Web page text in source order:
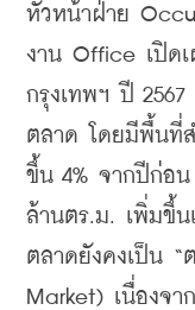
หัวหน้าฝ่าย
งาน Office เปิดเ
กรุงเทพฯ ปี
ตลาด โดยมีพื้นที่
ขึ้น 4% จากปีก่อ
ล้านตร.ม. เพิ่มขึ้น
ตลาดยังคงเป็น “
Market) เนื่องจา